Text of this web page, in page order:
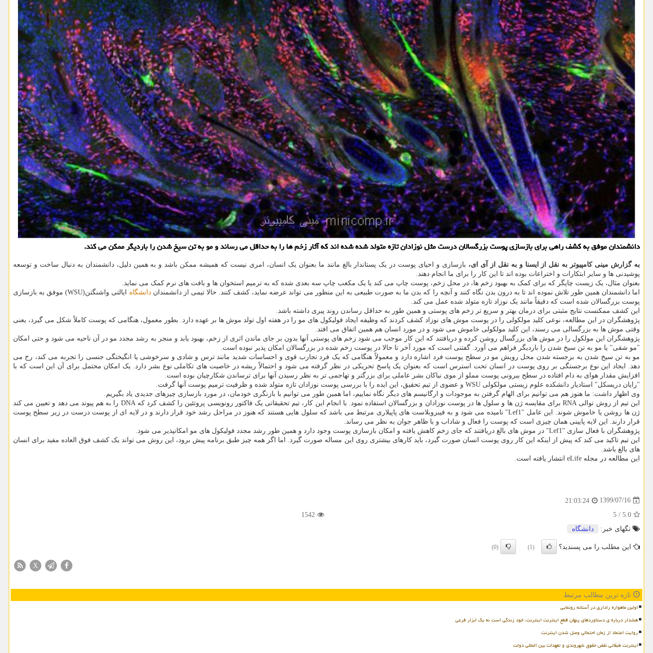
دانشمندان موفق به كشف راهی برای بازسازی پوست بزرگسالان درست مثل نوزادان تازه متولد شده شده اند كه آثار زخم ها را به حداقل می رساند و مو به تن سیخ شدن را باردیگر ممكن می كند.
به گزارش مینی کامپیوتر به نقل از ایسنا و به نقل از آی ای، بازسازی و احیای پوست در یک پستاندار بالغ مانند ما بعنوان یک انسان، امری نیست که همیشه ممکن باشد و به همین دلیل، دانشمندان به دنبال ساخت و توسعه
پوشیدنی ها و سایر ابتکارات و اختراعات بوده اند تا این کار را برای ما انجام دهند.
بعنوان مثال، یک زیست چاپگر که برای کمک به بهبود زخم ها، در محل زخم، پوست چاپ می کند یا یک مکعب چاپ سه بعدی شده که به ترمیم استخوان ها و بافت های نرم کمک می نماید.
اما دانشمندان همین طور تلاش نموده اند تا به درون بدن نگاه کنند و آنچه را که بدن ما به صورت طبیعی به این منظور می تواند عرضه نماید، کشف کنند. حالا تیمی از دانشمنداندانشگاه
ایالتی واشنگتن(WSU) موفق به بازسازی
پوست بزرگسالان شده است که دقیقاً مانند یک نوزاد تازه متولد شده عمل می کند.
این کشف ممکنست نتایج مثبتی برای درمان بهتر و سریع تر زخم های پوستی و همین طور به حداقل رساندن روند پیری داشته باشد.
پژوهشگران در این مطالعه، نوعی کلید مولکولی را در پوست موش های نوزاد کشف کردند که وظیفه ایجاد فولیکول های مو را در هفته اول تولد موش ها بر عهده دارد. بطور معمول، هنگامی که پوست کاملاً شکل می گیرد، یعنی
وقتی موش ها به بزرگسالی می رسند، این کلید مولکولی خاموش می شود و در مورد انسان هم همین اتفاق می افتد.
پژوهشگران این مولکول را در موش های بزرگسال روشن کرده و دریافتند که این کار موجب می شود زخم های پوستی آنها بدون بر جای ماندن اثری از زخم، بهبود یابد و منجر به رشد مجدد مو در آن ناحیه می شود و حتی امکان
"مو شقی" یا مو به تن سیخ شدن را باردیگر فراهم می آورد. گفتنی است که مورد آخر تا حالا در پوست زخم شده در بزرگسالان امکان پذیر نبوده است.
مو به تن سیخ شدن به برجسته شدن محل رویش مو در سطح پوست فرد اشاره دارد و معمولاً هنگامی که یک فرد تجارب قوی و احساسات شدید مانند ترس و شادی و سرخوشی یا انگیختگی جنسی را تجربه می کند، رخ می
دهد. ایجاد این نوع برجستگی بر روی پوست در انسان تحت استرس است که بعنوان یک پاسخ تحریکی در نظر گرفته می شود و احتمالاً ریشه در خاصیت های تکاملی نوع بشر دارد. یک امکان محتمل برای آن این است که با
افزایش مقدار هوای به دام افتاده در سطح بیرونی پوست مملو از موی نیاکان بشر عاملی برای بزرگتر و تهاجمی تر به نظر رسیدن آنها برای ترساندن شکارچیان بوده است.
"رایان دریسکل" استادیار دانشکده علوم زیستی مولکولی WSU و عضوی از تیم تحقیق، این ایده را با بررسی پوست نوزادان تازه متولد شده و ظرفیت ترمیم پوست آنها گرفت.
وی اظهار داشت: ما هنوز هم می توانیم برای الهام گرفتن به موجودات و ارگانیسم های دیگر نگاه نماییم، اما همین طور می توانیم با بازنگری خودمان، در مورد بازسازی چیزهای جدیدی یاد بگیریم.
این تیم از روش توالی RNA برای مقایسه ژن ها و سلول ها در پوست نوزادان و بزرگسالان استفاده نمود. با انجام این کار، تیم تحقیقاتی یک فاکتور رونویسی پروتئین را کشف کرد که DNA را به هم پیوند می دهد و تعیین می کند
ژن ها روشن یا خاموش شوند. این عامل "Lef1" نامیده می شود و به فیبروبلاست های پاپیلاری مرتبط می باشد که سلول هایی هستند که هنوز در مراحل رشد خود قرار دارند و در لایه ای از پوست درست در زیر سطح پوست
قرار دارند. این لایه پایینی همان چیزی است که پوست را فعال و شاداب و با ظاهر جوان به نظر می رساند.
پژوهشگران با فعال سازی "Lef1" در موش های بالغ دریافتند که جای زخم کاهش یافته و امکان بازسازی پوست وجود دارد و همین طور رشد مجدد فولیکول های مو امکانپذیر می شود.
این تیم تاکید می کند که پیش از اینکه این کار روی پوست انسان صورت گیرد، باید کارهای بیشتری روی این مساله صورت گیرد. اما اگر همه چیز طبق برنامه پیش برود، این روش می تواند یک کشف فوق العاده مفید برای انسان
های بالغ باشد.
این مطالعه در مجله eLife انتشار یافته است.
1399/07/16
21:03:24
5.0
/
5
1542
تگهای خبر:
دانشگاه
این مطلب را می پسندید؟ (1)
(0)
X
تازه ترین مطالب مرتبط
اولین ماهواره راداری در آستانه رونمایی
هشدار درباره ی دستاوردهای پنهان قطع اینترنت اینترنت، خود زندگی است نه یک ابزار فرعی
روایت اعتماد از زمان احتمالی وصل شدن اینترنت
اینترنت طبقاتی نقض حقوق شهروندی و تعهدات بین المللی دولت